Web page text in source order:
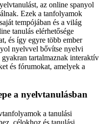
az online spanyol
Ezek a tanfolyamok
tempójában és a világ
tanulás elérhetősége
és így egyre több ember
nyelvvel bővítse nyelvi
tartalmaznak interaktív
és fórumokat, amelyek a
a nyelvtanulásban
a tanulási
célokhoz és tanulási